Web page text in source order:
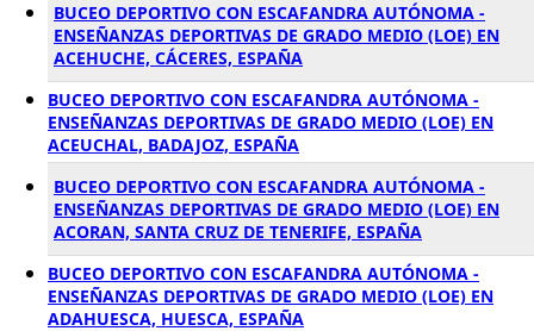
BUCEO DEPORTIVO CON ESCAFANDRA AUTÓNOMA -
ENSEÑANZAS DEPORTIVAS DE GRADO MEDIO (LOE) EN
ACEHUCHE, CÁCERES, ESPAÑA
BUCEO DEPORTIVO CON ESCAFANDRA AUTÓNOMA -
ENSEÑANZAS DEPORTIVAS DE GRADO MEDIO (LOE) EN
ACEUCHAL, BADAJOZ, ESPAÑA
BUCEO DEPORTIVO CON ESCAFANDRA AUTÓNOMA -
ENSEÑANZAS DEPORTIVAS DE GRADO MEDIO (LOE) EN
ACORAN, SANTA CRUZ DE TENERIFE, ESPAÑA
BUCEO DEPORTIVO CON ESCAFANDRA AUTÓNOMA -
ENSEÑANZAS DEPORTIVAS DE GRADO MEDIO (LOE) EN
ADAHUESCA, HUESCA, ESPAÑA